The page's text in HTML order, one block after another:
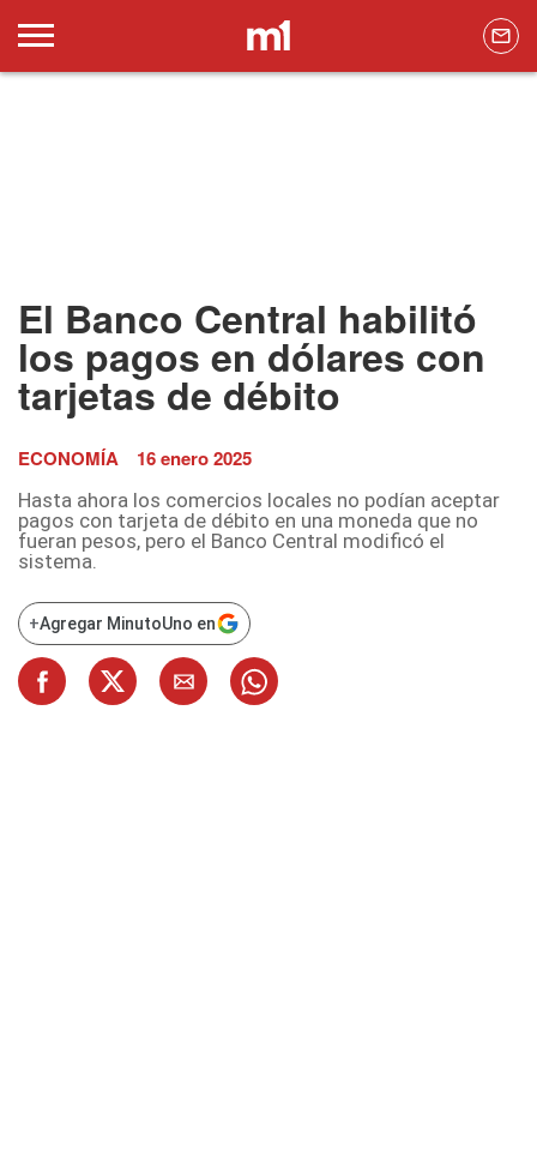
El Banco Central habilitó
los pagos en dólares con
tarjetas de débito
ECONOMÍA 16 enero 2025
Hasta ahora los comercios locales no podían aceptar
pagos con tarjeta de débito en una moneda que no
fueran pesos, pero el Banco Central modificó el
sistema.
+Agregar MinutoUno en